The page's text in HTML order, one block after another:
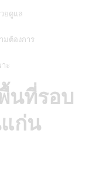
ยดูแล
มต้องการ
ะ
นที่รอบ
ก่น